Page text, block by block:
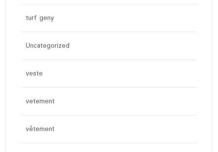
turf geny
Uncategorized
veste
vetement
vêtement